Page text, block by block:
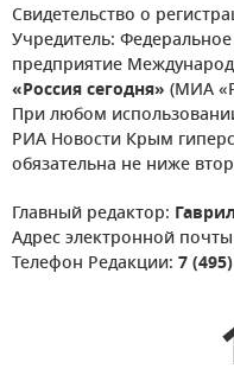
Свидетельство о
Учредитель:
предприятие
«Россия сегодня» (МИА
При любом
РИА Новости Крым
обязательна не ниже
Главный редактор:
Адрес электронной
Телефон Редакции: 7